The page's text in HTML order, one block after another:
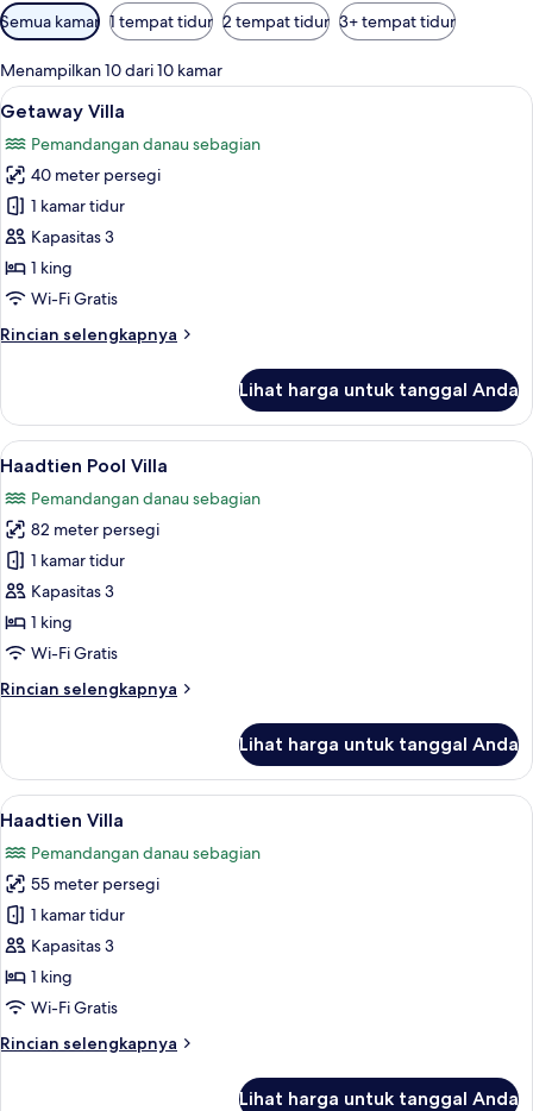
Filter
tersedia
untuk
kamar
Semua kamar 1 tempat tidur 2 tempat tidur 3+ tempat tidur
Menampilkan 10 dari 10 kamar
Lihat
semua
foto
untuk
Getaway
Villa
Getaway Villa | Minibar, brankas,
5
Getaway Villa
Pemandangan danau sebagian
40 meter persegi
1 kamar tidur
Kapasitas 3
1 king
Wi-Fi Gratis
Rincian selengkapnya
Rincian
Getaway
Villa
Lihat harga untuk tanggal Anda
Lihat
semua
foto
untuk
Haadtien
Pool
Villa
Haadtien Pool Villa | Pemandangan
5
Haadtien Pool Villa
Pemandangan danau sebagian
82 meter persegi
1 kamar tidur
Kapasitas 3
1 king
Wi-Fi Gratis
Rincian selengkapnya
Rincian
Haadtien
Pool
Villa
Lihat harga untuk tanggal Anda
Lihat
semua
foto
untuk
Haadtien
Villa
Minibar, brankas, meja kerja, dan
6
Haadtien Villa
Pemandangan danau sebagian
55 meter persegi
1 kamar tidur
Kapasitas 3
1 king
Wi-Fi Gratis
Rincian selengkapnya
Rincian
Lihat harga untuk tanggal Anda